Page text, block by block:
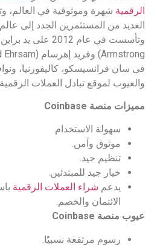
الرقمية شهرة وموثوقية في العالم،
العديد من المستثمرين الجدد إلى
في سان فرانسيسكو، كاليفورنيا،
والعيوب لموقع تبادل العملات الرقمية Coinbase تفصيليًا.
مميزات منصة Coinbase
سهولة الاستخدام.
موثوق وآمن.
تنظيم جيد.
خيار جيد للمبتدئين.
يدعم شراء العملات الرقمية
الائتمان والخصم.
عيوب منصة Coinbase
رسوم مرتفعة نسبيًا.